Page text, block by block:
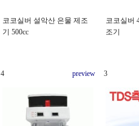
코코실버 설악산 은물 제조
기 500cc
코코실버
조기
4 preview 3